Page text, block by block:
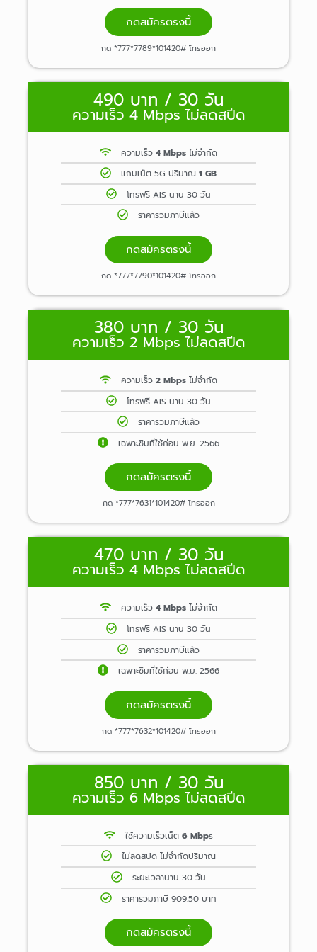
กดสมัครตรงนี้
กด *777*7789*101420# โทรออก
490 บาท / 30 วัน
ความเร็ว 4 Mbps ไม่ลดสปีด
ความเร็ว 4 Mbpsไม่จำกัด
แถมเน็ต 5G ปริมาณ1 GB
โทรฟรี AIS นาน 30 วัน
ราคารวมภาษีแล้ว
กดสมัครตรงนี้
กด *777*7790*101420# โทรออก
380 บาท / 30 วัน
ความเร็ว 2 Mbps ไม่ลดสปีด
ความเร็ว 2 Mbpsไม่จำกัด
โทรฟรี AIS นาน 30 วัน
ราคารวมภาษีแล้ว
เฉพาะซิมที่ใช้ก่อน พ.ย. 2566
กดสมัครตรงนี้
กด *777*7631*101420# โทรออก
470 บาท / 30 วัน
ความเร็ว 4 Mbps ไม่ลดสปีด
ความเร็ว 4 Mbpsไม่จำกัด
โทรฟรี AIS นาน 30 วัน
ราคารวมภาษีแล้ว
เฉพาะซิมที่ใช้ก่อน พ.ย. 2566
กดสมัครตรงนี้
กด *777*7632*101420# โทรออก
850 บาท / 30 วัน
ความเร็ว 6 Mbps ไม่ลดสปีด
ใช้ความเร็วเน็ต 6 Mbps
ไม่ลดสปีด ไม่จำกัดปริมาณ
ระยะเวลานาน 30 วัน
ราคารวมภาษี 909.50 บาท
กดสมัครตรงนี้